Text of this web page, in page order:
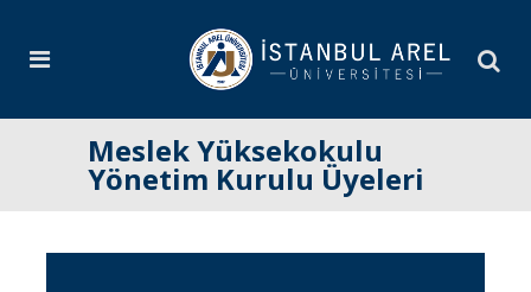
Meslek Yüksekokulu
Yönetim Kurulu Üyeleri